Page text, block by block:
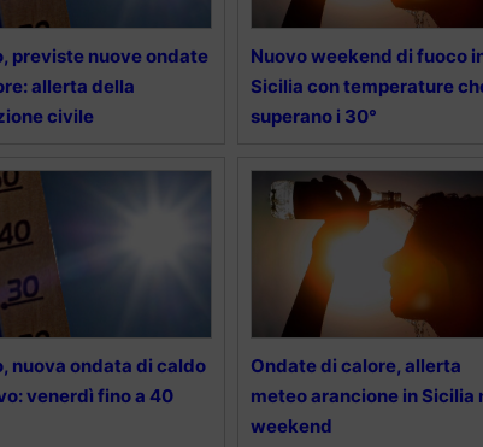
previste nuove ondate
allerta della
civile
Nuovo weekend di fuoco
Sicilia con temperature
superano i 30°
nuova ondata di caldo
venerdì fino a 40
Ondate di calore, allerta
meteo arancione in Sicilia
weekend